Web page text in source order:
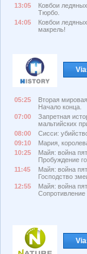
13:05
Ковбои
Тюрбо.
14:05
Ковбои
макрель!
05:25
Вторая
Начало конца.
07:00
Запретная
мальтийских
08:00
Сисси:
09:10
Мария,
10:25
Майя: война
Пробуждение
11:45
Майя: война
Господство
12:55
Майя: война
Сопротивление